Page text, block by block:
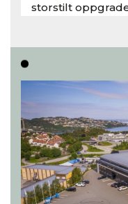
storstilt
Les hele